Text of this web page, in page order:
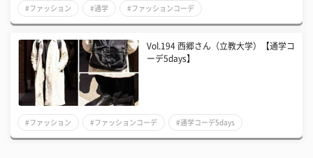
#ファッション #通学 #ファッションコーデ
Vol.194 西郷さん（立教大学）【通学コ
ーデ5days】
#ファッション #ファッションコーデ #通学コーデ5days